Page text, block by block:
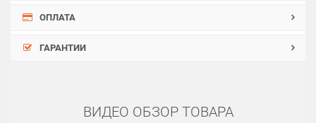
ОПЛАТА
ГАРАНТИИ
ВИДЕО ОБЗОР ТОВАРА